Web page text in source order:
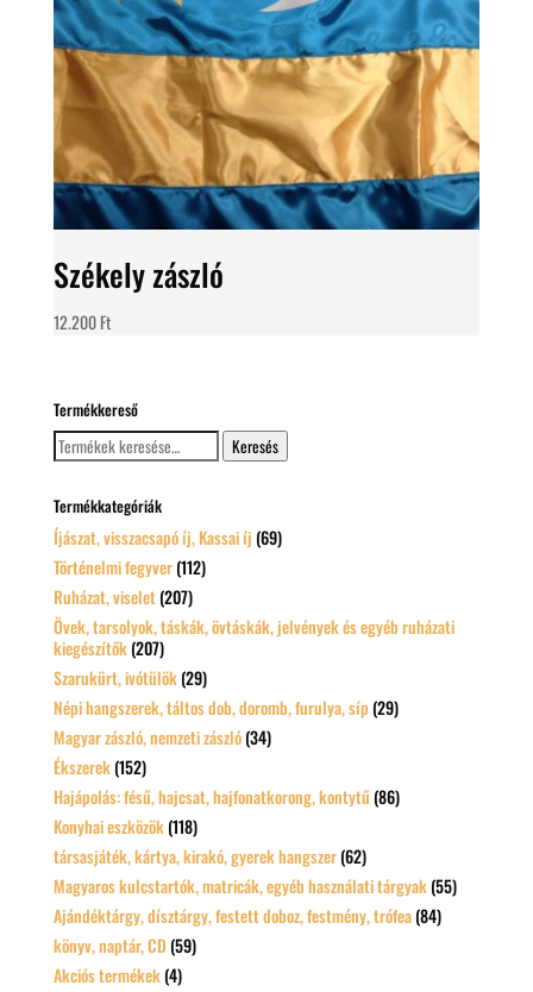
Székely zászló
12.200Ft
Termékkereső
Keresés
a
Keresés
Termékkategóriák
Íjászat, visszacsapó íj, Kassai íj (69)
Történelmi fegyver (112)
Ruházat, viselet (207)
Övek, tarsolyok, táskák, övtáskák, jelvények és egyéb ruházati
kiegészítők (207)
Szarukürt, ivótülök (29)
Népi hangszerek, táltos dob, doromb, furulya, síp (29)
Magyar zászló, nemzeti zászló (34)
Ékszerek (152)
Hajápolás: fésű, hajcsat, hajfonatkorong, kontytű (86)
Konyhai eszközök (118)
társasjáték, kártya, kirakó, gyerek hangszer (62)
Magyaros kulcstartók, matricák, egyéb használati tárgyak (55)
Ajándéktárgy, dísztárgy, festett doboz, festmény, trófea (84)
könyv, naptár, CD (59)
Akciós termékek (4)